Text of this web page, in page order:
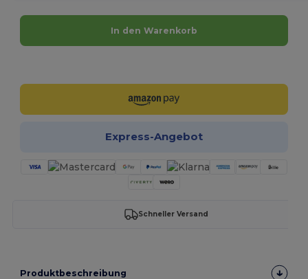
In den Warenkorb
Express-Angebot
Schneller Versand
Produktbeschreibung